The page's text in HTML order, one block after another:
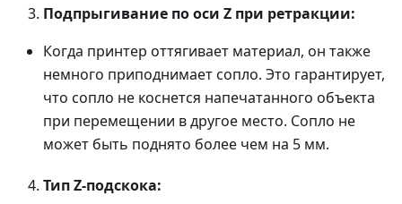
Подпрыгивание по оси Z при ретракции:
Когда принтер оттягивает материал, он также
немного приподнимает сопло. Это гарантирует,
что сопло не коснется напечатанного объекта
при перемещении в другое место. Сопло не
может быть поднято более чем на 5 мм.
Тип Z-подскока: